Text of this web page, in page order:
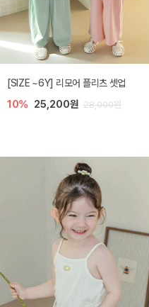
[SIZE ~6Y] 리모어 플리츠 셋업
10% 25,200원 28,000원